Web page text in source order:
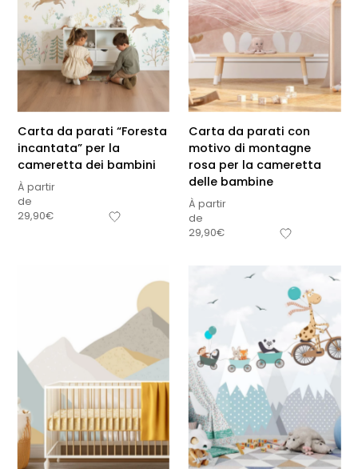
Carta da parati “Foresta
incantata” per la
cameretta dei bambini
À partir
de
29,90€
Carta da parati con
motivo di montagne
rosa per la cameretta
delle bambine
À partir
de
29,90€